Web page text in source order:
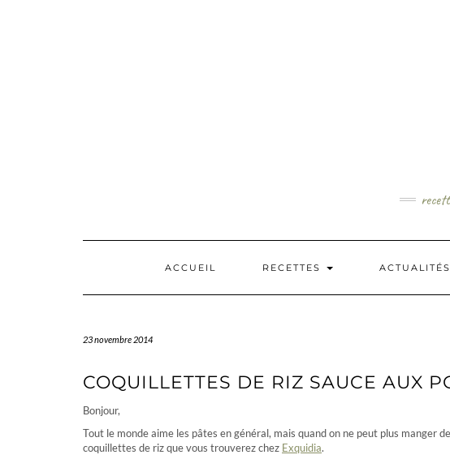
ACCUEIL RECETTES
23 novembre 2014
COQUILLETTES DE RIZ SAUCE AUX
Bonjour,
Tout le monde aime les pâtes en général, mais quand on ne peut plus manger
coquillettes de riz que vous trouverez chez Exquidia.